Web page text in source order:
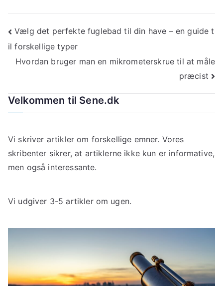
Indlægsnavigation
Vælg det perfekte fuglebad til din have – en guide t
il forskellige typer
Hvordan bruger man en mikrometerskrue til at måle
præcist
Velkommen til Sene.dk
Vi skriver artikler om forskellige emner. Vores
skribenter sikrer, at artiklerne ikke kun er informative,
men også interessante.
Vi udgiver 3-5 artikler om ugen.